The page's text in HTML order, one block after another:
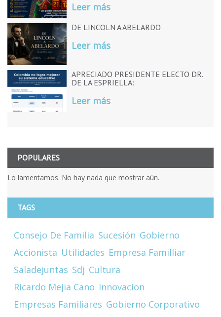
Leer más
DE LINCOLN A ABELARDO
Leer más
APRECIADO PRESIDENTE ELECTO DR.
DE LA ESPRIELLA:
Leer más
POPULARES
Lo lamentamos. No hay nada que mostrar aún.
TAGS
Consejo De Familia Sucesión Gobierno
Accionista Utilidades Empresa Familliar
Saladejuntas Sdj Cultura
Ricardo Mejia Cano Innovacion
Empresas Familiares Gobierno Corporativo